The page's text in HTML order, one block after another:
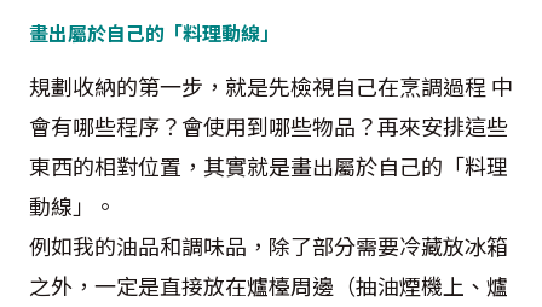
畫出屬於自己的「料理動線」
規劃收納的第一步，就是先檢視自己在烹調過程 中
會有哪些程序？會使用到哪些物品？再來安排這些
東西的相對位置，其實就是畫出屬於自己的「料理
動線」。
例如我的油品和調味品，除了部分需要冷藏放冰箱
之外，一定是直接放在爐檯周邊（抽油煙機上、爐